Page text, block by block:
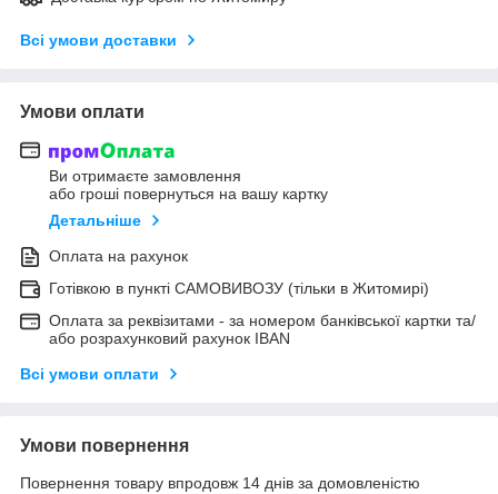
Всі умови доставки
Умови оплати
Ви отримаєте замовлення
або гроші повернуться на вашу картку
Детальніше
Оплата на рахунок
Готівкою в пункті САМОВИВОЗУ (тільки в Житомирі)
Оплата за реквізитами - за номером банківської картки та/
або розрахунковий рахунок IBAN
Всі умови оплати
Умови повернення
Повернення товару впродовж 14 днів за домовленістю